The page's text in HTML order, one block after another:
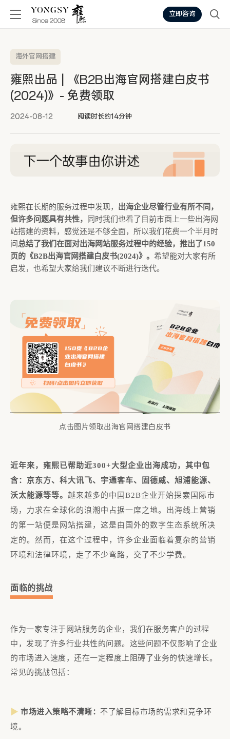
立即咨询
海外官网搭建
雍熙出品 | 《B2B出海官网搭建白皮书
(2024)》- 免费领取
2024-08-12 阅读时长约14分钟
雍熙在长期的服务过程中发现， 出海企业尽管行业有所不同，
但许多问题具有共性，
同时我们也看了目前市面上一些出海网
站搭建的资料，感觉还是不够全面，所以我们花费一个半月时
间 总结了我们在面对出海网站服务过程中的经验，推出了150
页的《B2B出海官网搭建白皮书(2024)》。 希望能对大家有所
启发，也希望大家给我们建议不断进行迭代。
点击图片领取出海官网搭建白皮书
近年来，雍熙已帮助近300+大型企业出海成功，其中包
含：京东方、科大讯飞、宇通客车、固德威、旭浦能源、
沃太能源等等。 越来越多的中国B2B企业开始探索国际市
场，力求在全球化的浪潮中占据一席之地。出海线上营销
的第一站便是网站搭建，这是由国外的数字生态系统所决
定的。然而，在这个过程中，许多企业面临着复杂的营销
环境和法律环境，走了不少弯路，交了不少学费。
面临的挑战
作为一家专注于网站服务的企业，我们在服务客户的过程
中，发现了许多行业共性的问题。这些问题不仅影响了企业
的市场进入速度，还在一定程度上阻碍了业务的快速增长。
常见的挑战包括：
▶ 市场进入策略不清晰： 不了解目标市场的需求和竞争环
境。